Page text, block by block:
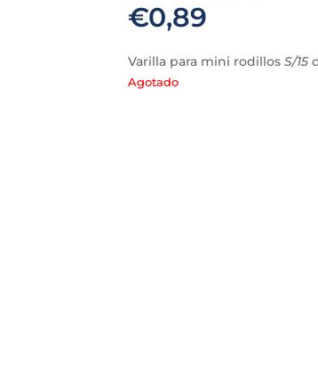
€0,89
Varilla para mini rodillos S/15
Agotado